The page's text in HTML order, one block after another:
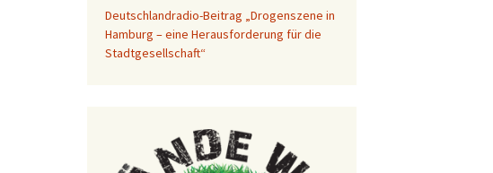
Deutschlandradio-Beitrag „Drogenszene in
Hamburg – eine Herausforderung für die
Stadtgesellschaft“